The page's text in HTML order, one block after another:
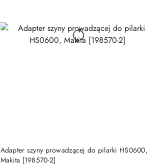
Adapter szyny prowadzącej do pilarki HS0600,
Makita [198570-2]
PRODUKT NIEDOSTĘPNY